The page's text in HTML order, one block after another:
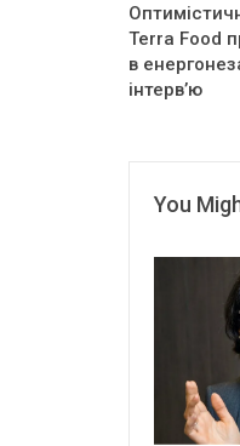
Terra Food
в
інтерв’ю
You